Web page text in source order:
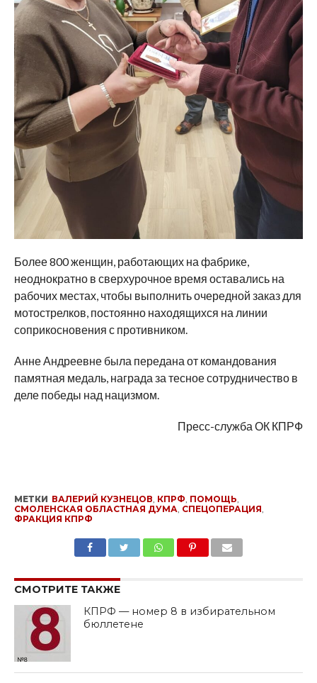
Более 800 женщин, работающих на фабрике,
неоднократно в сверхурочное время оставались на
рабочих местах, чтобы выполнить очередной заказ для
мотострелков, постоянно находящихся на линии
соприкосновения с противником.
Анне Андреевне была передана от командования
памятная медаль, награда за тесное сотрудничество в
деле победы над нацизмом.
Пресс-служба ОК КПРФ
МЕТКИ ВАЛЕРИЙ КУЗНЕЦОВ, КПРФ, ПОМОЩЬ,
СМОЛЕНСКАЯ ОБЛАСТНАЯ ДУМА, СПЕЦОПЕРАЦИЯ,
ФРАКЦИЯ КПРФ
СМОТРИТЕ ТАКЖЕ
КПРФ — номер 8 в избирательном
бюллетене